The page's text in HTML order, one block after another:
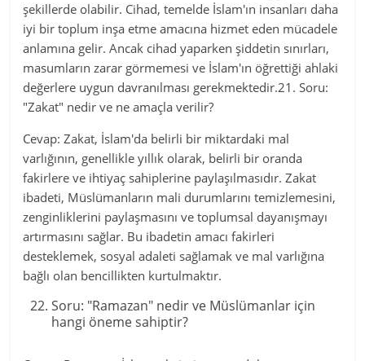
şekillerde olabilir. Cihad, temelde İslam'ın insanları daha
iyi bir toplum inşa etme amacına hizmet eden mücadele
anlamına gelir. Ancak cihad yaparken şiddetin sınırları,
masumların zarar görmemesi ve İslam'ın öğrettiği ahlaki
değerlere uygun davranılması gerekmektedir.21. Soru:
"Zakat" nedir ve ne amaçla verilir?
Cevap: Zakat, İslam'da belirli bir miktardaki mal
varlığının, genellikle yıllık olarak, belirli bir oranda
fakirlere ve ihtiyaç sahiplerine paylaşılmasıdır. Zakat
ibadeti, Müslümanların mali durumlarını temizlemesini,
zenginliklerini paylaşmasını ve toplumsal dayanışmayı
artırmasını sağlar. Bu ibadetin amacı fakirleri
desteklemek, sosyal adaleti sağlamak ve mal varlığına
bağlı olan bencillikten kurtulmaktır.
Soru: "Ramazan" nedir ve Müslümanlar için
hangi öneme sahiptir?